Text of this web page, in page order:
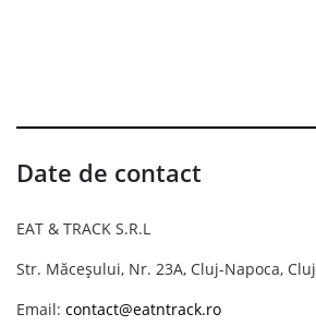
Date de contact
EAT & TRACK S.R.L
Str. Măceșului, Nr. 23A, Cluj-Napoca, Cluj
Email: contact@eatntrack.ro